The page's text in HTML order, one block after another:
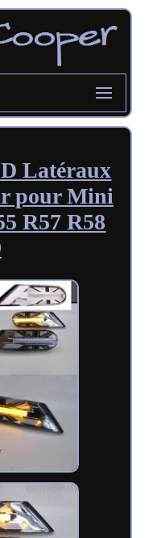
Latéraux
pour Mini
R57 R58